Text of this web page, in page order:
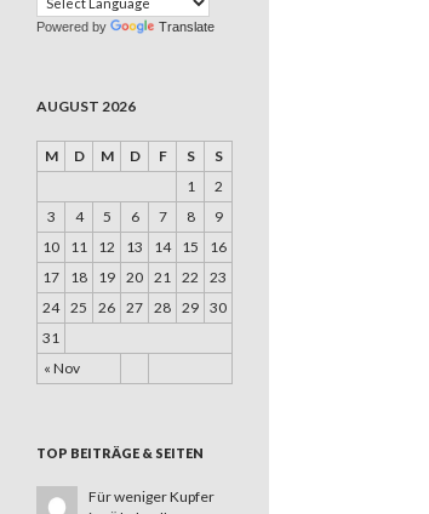
Powered by Translate
AUGUST 2026
M D M D F S S
« Nov
1
2
3
4 5 6 7 8
9
10
11 12 13 14 15
16
17
18 19 20 21 22
23
24 25 26 27 28 29 30
31
TOP BEITRÄGE & SEITEN
Für weniger Kupfer